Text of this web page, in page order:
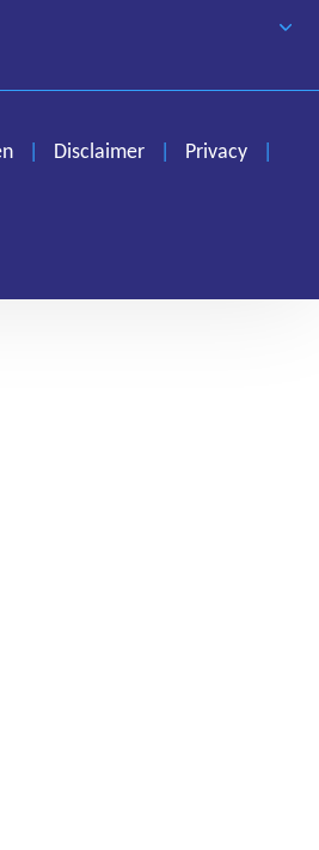
Disclaimer
Privacy
| Disclaimer | Privacy
|